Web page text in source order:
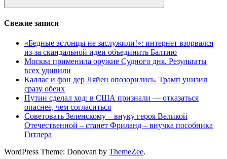
Поиск
Свежие записи
«Бедные эстонцы не заслужили!»: интернет взорвался
из-за скандальной идеи объединить Балтию
Москва применила оружие Судного дня. Результаты
всех удивили
Каллас и фон дер Ляйен опозорились. Трамп унизил
сразу обеих
Путин сделал ход: в США признали — отказаться
опаснее, чем согласиться
Советовать Зеленскому – внуку героя Великой
Отечественной – станет Фриланд – внучка пособника
Гитлера
WordPress Theme: Donovan by ThemeZee.